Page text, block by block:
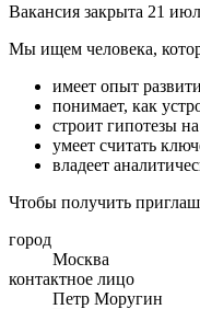
Вакансия закрыта 21
Мы ищем человека,
имеет опыт
понимает, как
строит гипотезы
умеет считать
владеет
Чтобы получить
город
Москва
контактное лицо
Петр Моругин